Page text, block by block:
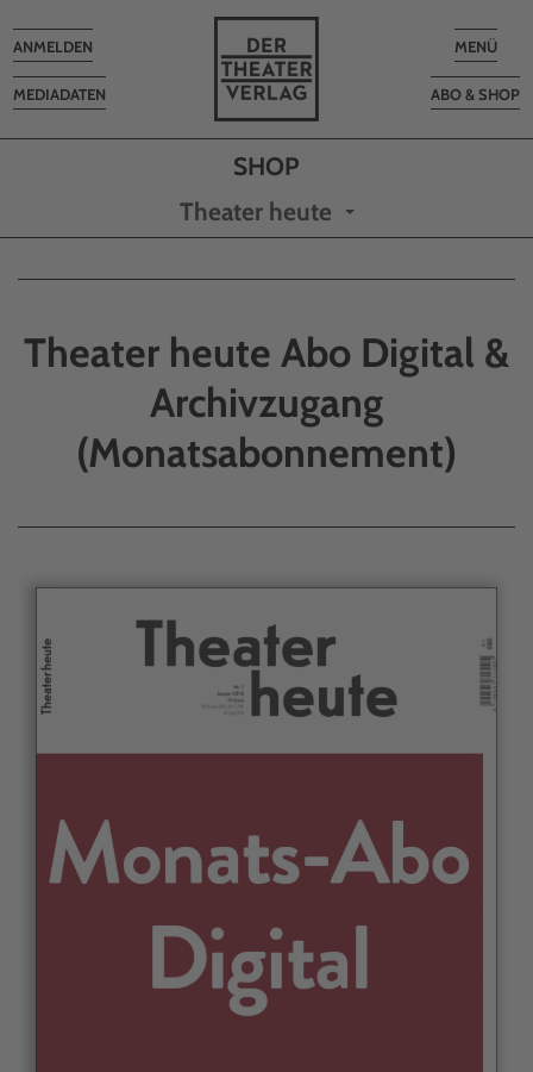
Toggle
MENÜ
ABO & SHOP
MEDIADATEN
Toggle
navigation
ANMELDEN
Theater heute
Theater heute Abo Digital &
Archivzugang
(Monatsabonnement)